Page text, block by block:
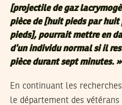
[projectile de gaz
pièce de [huit pieds par huit
pieds], pourrait mettre en
d’un individu normal si il
pièce durant sept minutes. »
En continuant les
le département des